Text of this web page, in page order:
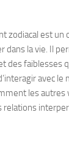
zodiacal est
dans la vie. Il
des faiblesses
avec le
les
relations